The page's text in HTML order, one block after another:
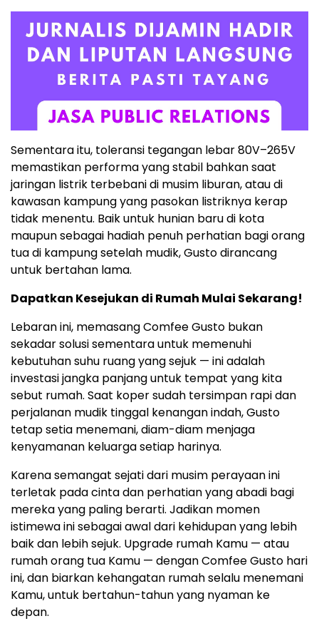
Sementara itu, toleransi tegangan lebar 80V–265V
memastikan performa yang stabil bahkan saat
jaringan listrik terbebani di musim liburan, atau di
kawasan kampung yang pasokan listriknya kerap
tidak menentu. Baik untuk hunian baru di kota
maupun sebagai hadiah penuh perhatian bagi orang
tua di kampung setelah mudik, Gusto dirancang
untuk bertahan lama.
Dapatkan Kesejukan di Rumah Mulai Sekarang!
Lebaran ini, memasang Comfee Gusto bukan
sekadar solusi sementara untuk memenuhi
kebutuhan suhu ruang yang sejuk — ini adalah
investasi jangka panjang untuk tempat yang kita
sebut rumah. Saat koper sudah tersimpan rapi dan
perjalanan mudik tinggal kenangan indah, Gusto
tetap setia menemani, diam-diam menjaga
kenyamanan keluarga setiap harinya.
Karena semangat sejati dari musim perayaan ini
terletak pada cinta dan perhatian yang abadi bagi
mereka yang paling berarti. Jadikan momen
istimewa ini sebagai awal dari kehidupan yang lebih
baik dan lebih sejuk. Upgrade rumah Kamu — atau
rumah orang tua Kamu — dengan Comfee Gusto hari
ini, dan biarkan kehangatan rumah selalu menemani
Kamu, untuk bertahun-tahun yang nyaman ke
depan.